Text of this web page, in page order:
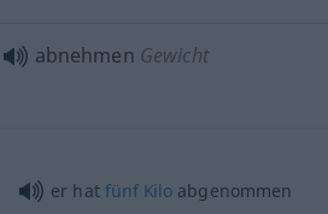
abnehmen Gewicht
er hat fünf Kilo abgenommen